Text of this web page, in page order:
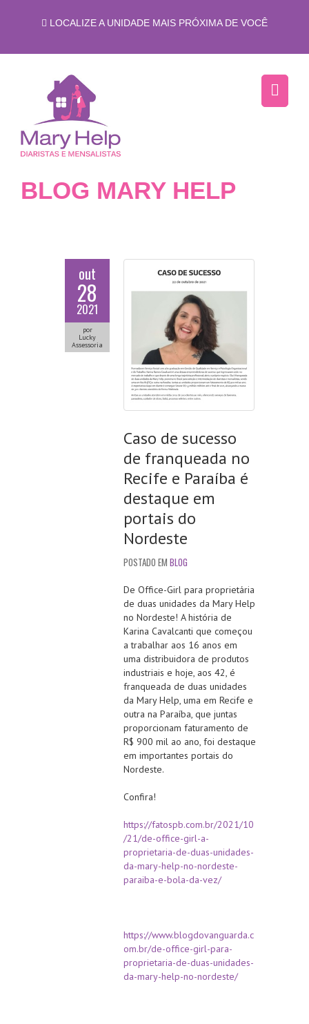
LOCALIZE A UNIDADE MAIS PRÓXIMA DE VOCÊ
BLOG MARY HELP
out
28
2021
por
Lucky
Assessoria
Caso de sucesso
de franqueada no
Recife e Paraíba é
destaque em
portais do
Nordeste
POSTADO EM BLOG
De Office-Girl para proprietária
de duas unidades da Mary Help
no Nordeste! A história de
Karina Cavalcanti que começou
a trabalhar aos 16 anos em
uma distribuidora de produtos
industriais e hoje, aos 42, é
franqueada de duas unidades
da Mary Help, uma em Recife e
outra na Paraíba, que juntas
proporcionam faturamento de
R$ 900 mil ao ano, foi destaque
em importantes portais do
Nordeste.
Confira!
https://fatospb.com.br/2021/10
/21/de-office-girl-a-
proprietaria-de-duas-unidades-
da-mary-help-no-nordeste-
paraiba-e-bola-da-vez/
https://www.blogdovanguarda.c
om.br/de-office-girl-para-
proprietaria-de-duas-unidades-
da-mary-help-no-nordeste/